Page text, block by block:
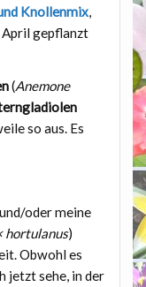
Knollenmix,
April gepflanzt
n(Anemone
so aus. Es
oder meine
hortulanus)
Obwohl es
jetzt sehe, in der